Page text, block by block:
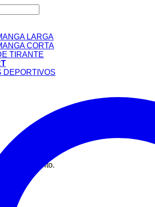
LARGA
CORTA
TIRANTE
DEPORTIVOS
en el carrito.